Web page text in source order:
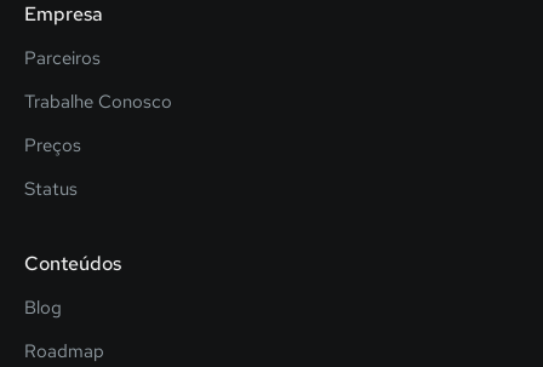
Empresa
Parceiros
Trabalhe Conosco
Preços
Status
Conteúdos
Blog
Roadmap